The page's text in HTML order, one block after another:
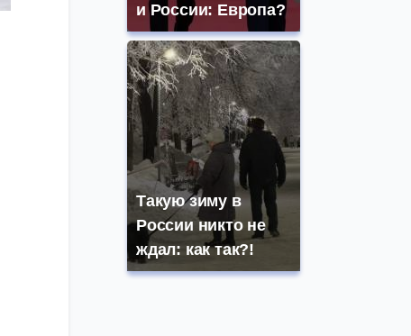
и России: Европа?
Такую зиму в
России никто не
ждал: как так?!